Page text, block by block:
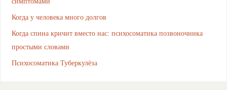
Когда у человека много долгов
Когда спина кричит вместо нас: психосоматика позвоночника
простыми словами
Психосоматика Туберкулёза